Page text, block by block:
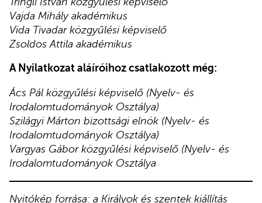
Vajda Mihály akadémikus
Vida Tivadar közgyűlési képviselő
Zsoldos Attila akadémikus
A Nyilatkozat aláíróihoz csatlakozott még:
Ács Pál közgyűlési képviselő (Nyelv- és
Irodalomtudományok Osztálya)
Szilágyi Márton bizottsági elnök (Nyelv- és
Irodalomtudományok Osztálya)
Vargyas Gábor közgyűlési képviselő (Nyelv- és
Irodalomtudományok Osztálya
Nyitókép forrása: a Királyok és szentek kiállítás